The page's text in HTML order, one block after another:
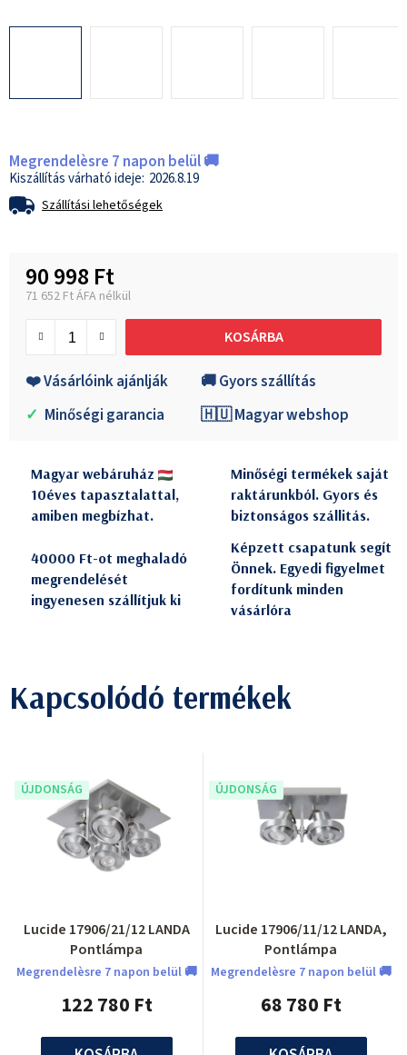
Megrendelèsre 7 napon belül 🚚
2026.8.19
Szállítási lehetőségek
90 998 Ft
71 652 Ft ÁFA nélkül
KOSÁRBA
❤️ Vásárlóink ajánlják
🚚 Gyors szállítás
✓ Minőségi garancia 🇭🇺 Magyar webshop
Magyar webáruház
10éves tapasztalattal,
amiben megbízhat.
Minőségi termékek saját
raktárunkból. Gyors és
biztonságos szállitás.
40000 Ft-ot meghaladó
megrendelését
ingyenesen szállítjuk ki
Képzett csapatunk segít
Önnek. Egyedi figyelmet
fordítunk minden
vásárlóra
Kapcsolódó termékek
ÚJDONSÁG
Lucide 17906/21/12 LANDA
Pontlámpa
Megrendelèsre 7 napon belül 🚚
122 780 Ft
ÚJDONSÁG
Lucide 17906/11/12 LANDA,
Pontlámpa
Megrendelèsre 7 napon belül 🚚
68 780 Ft